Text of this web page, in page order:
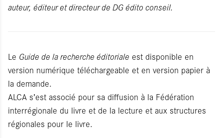
auteur, éditeur et directeur de DG édito conseil.
Le Guide de la recherche éditoriale est disponible en
version numérique téléchargeable et en version papier à
la demande.
ALCA s’est associé pour sa diffusion à la Fédération
interrégionale du livre et de la lecture et aux structures
régionales pour le livre.